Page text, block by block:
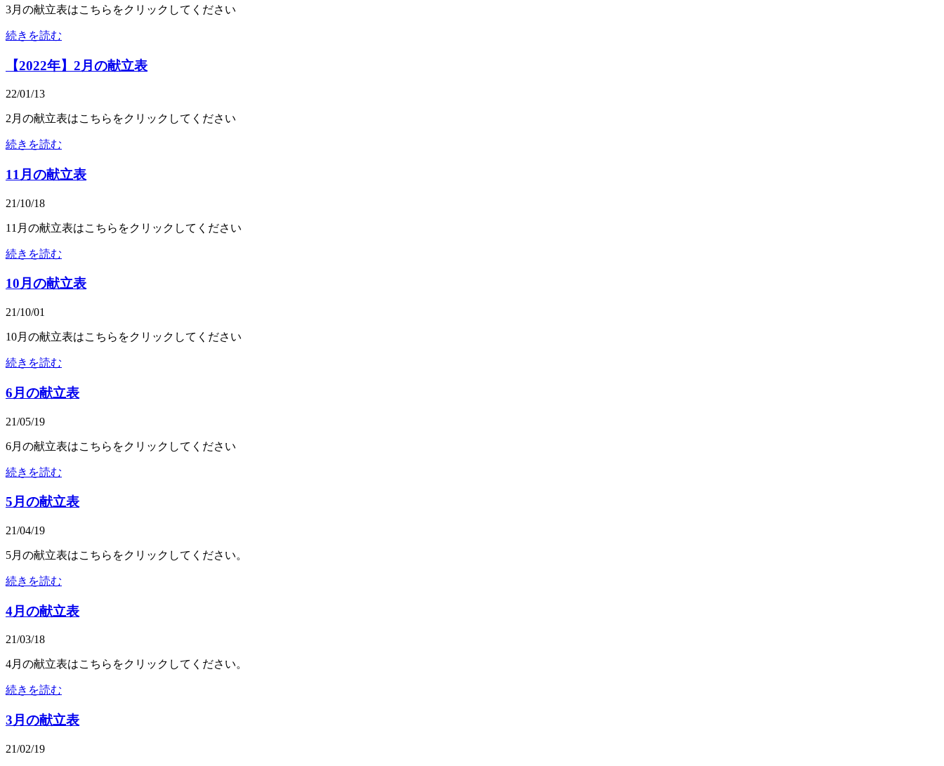
3月の献立表はこちらをクリックしてください
続きを読む
【2022年】2月の献立表
22/01/13
2月の献立表はこちらをクリックしてください
続きを読む
11月の献立表
21/10/18
11月の献立表はこちらをクリックしてください
続きを読む
10月の献立表
21/10/01
10月の献立表はこちらをクリックしてください
続きを読む
6月の献立表
21/05/19
6月の献立表はこちらをクリックしてください
続きを読む
5月の献立表
21/04/19
5月の献立表はこちらをクリックしてください。
続きを読む
4月の献立表
21/03/18
4月の献立表はこちらをクリックしてください。
続きを読む
3月の献立表
21/02/19